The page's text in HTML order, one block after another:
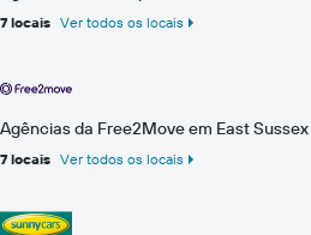
7 locais Ver todos os locais
Agências da Free2Move em East Sussex
7 locais Ver todos os locais